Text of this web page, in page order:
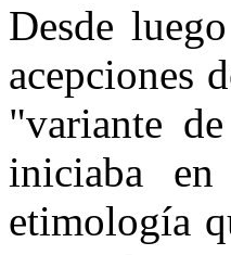
Desde
acepciones
"variante de
iniciaba
etimología